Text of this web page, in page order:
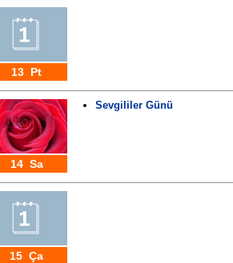
13 Pt
14 Sa
Sevgililer Günü
15 Ça